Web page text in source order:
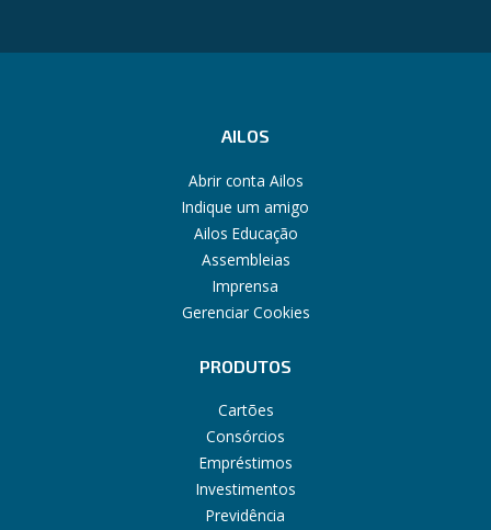
AILOS
Abrir conta Ailos
Indique um amigo
Ailos Educação
Assembleias
Imprensa
Gerenciar Cookies
PRODUTOS
Cartões
Consórcios
Empréstimos
Investimentos
Previdência